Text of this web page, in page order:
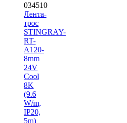
034510
Лента-
трос
STINGRAY-
RT-
A120-
8mm
24V
Cool
8K
(9.6
W/m,
IP20,
5m)